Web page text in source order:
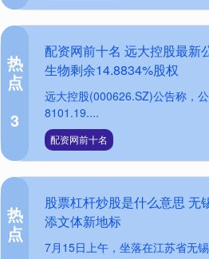
热
点
3
配资网前十名 远大控股最新
生物剩余14.8834%股权
远大控股(000626.SZ)公告称，
8101.19....
配资网前十名
热
点
股票杠杆炒股是什么意思 无
添文体新地标
7月15日上午，坐落在江苏省无